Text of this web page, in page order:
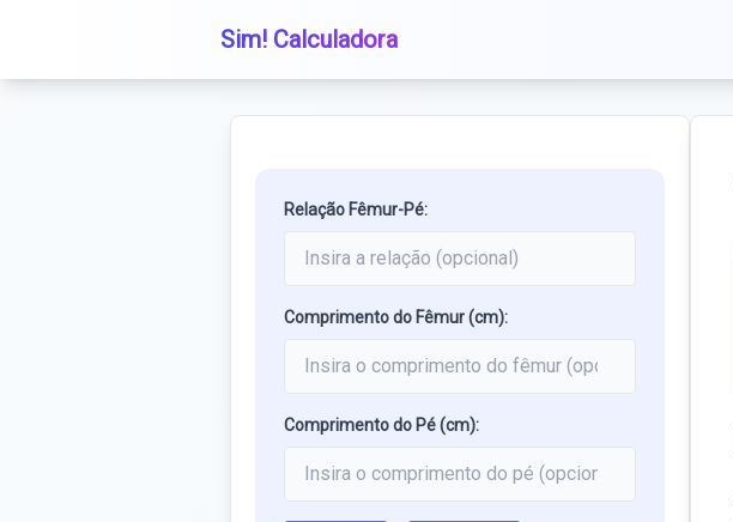
Sim! Calculadora
Relação Fêmur-Pé:
Comprimento do Fêmur (cm):
Comprimento do Pé (cm):